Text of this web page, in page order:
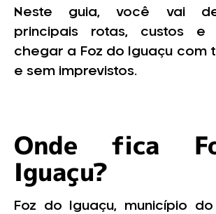
Neste guia, você vai
principais rotas, custos e
chegar a Foz do Iguaçu com
e sem imprevistos.
Onde fica
Iguaçu?
Foz do Iguaçu, município